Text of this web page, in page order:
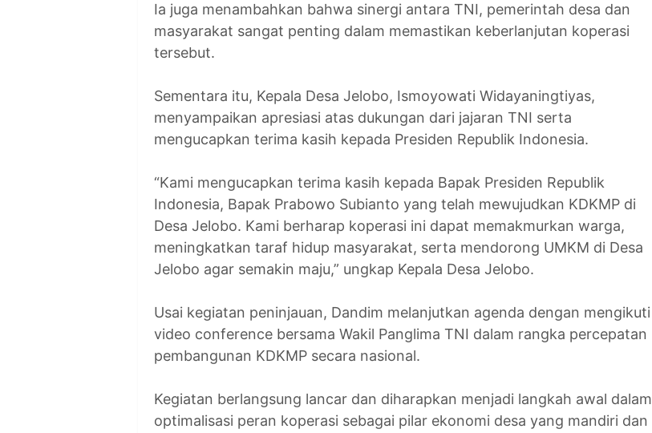
Ia juga menambahkan bahwa sinergi antara TNI, pemerintah desa dan
masyarakat sangat penting dalam memastikan keberlanjutan koperasi
tersebut.
Sementara itu, Kepala Desa Jelobo, Ismoyowati Widayaningtiyas,
menyampaikan apresiasi atas dukungan dari jajaran TNI serta
mengucapkan terima kasih kepada Presiden Republik Indonesia.
“Kami mengucapkan terima kasih kepada Bapak Presiden Republik
Indonesia, Bapak Prabowo Subianto yang telah mewujudkan KDKMP di
Desa Jelobo. Kami berharap koperasi ini dapat memakmurkan warga,
meningkatkan taraf hidup masyarakat, serta mendorong UMKM di Desa
Jelobo agar semakin maju,” ungkap Kepala Desa Jelobo.
Usai kegiatan peninjauan, Dandim melanjutkan agenda dengan mengikuti
video conference bersama Wakil Panglima TNI dalam rangka percepatan
pembangunan KDKMP secara nasional.
Kegiatan berlangsung lancar dan diharapkan menjadi langkah awal dalam
optimalisasi peran koperasi sebagai pilar ekonomi desa yang mandiri dan